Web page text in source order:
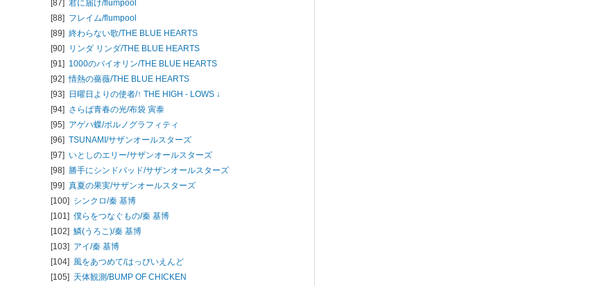
[87] 君に届け/flumpool
[88] フレイム/flumpool
[89] 終わらない歌/THE BLUE HEARTS
[90] リンダ リンダ/THE BLUE HEARTS
[91] 1000のバイオリン/THE BLUE HEARTS
[92]情熱の薔薇/THE BLUE HEARTS
[93] 日曜日よりの使者/↑ THE HIGH - LOWS ↓
[94] さらば青春の光/布袋 寅泰
[95] アゲハ蝶/ポルノグラフィティ
[96] TSUNAMI/サザンオールスターズ
[97] いとしのエリー/サザンオールスターズ
[98] 勝手にシンドバッド/サザンオールスターズ
[99] 真夏の果実/サザンオールスターズ
[100] シンクロ/秦 基博
[101] 僕らをつなぐもの/秦 基博
[102] 鱗(うろこ)/秦 基博
[103] アイ/秦 基博
[104] 風をあつめて/はっぴいえんど
[105] 天体観測/BUMP OF CHICKEN